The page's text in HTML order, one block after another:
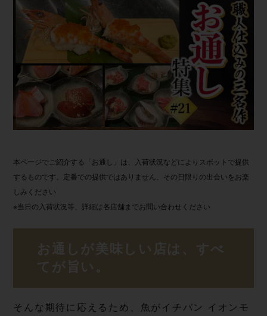
本ページでご紹介する「お通し」は、入荷状況などによりスポットで提供
するものです。定番での提供ではありません、その日限りの出会いをお楽
しみください
※当日の入荷状況等、詳細は各店舗までお問い合わせください
お通しが美味しい店は、すべ
て が 旨 い 。
そんな期待に応えるため、魚がイチバン イオンモ